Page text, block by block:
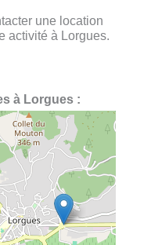
une location
activité à Lorgues.
à Lorgues :